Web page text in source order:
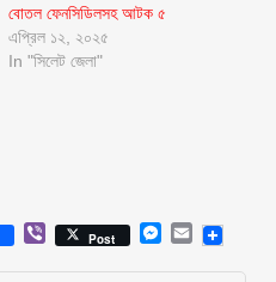
বোতল ফেনসিডিলসহ আটক ৫
এপ্রিল ১২, ২০২৫
In "সিলেট জেলা"
ViberPost Messenger
Email